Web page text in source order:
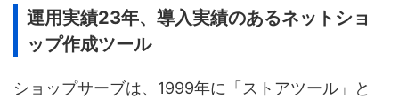
運用実績23年、導入実績のあるネットショ
ップ作成ツール
ショップサーブは、1999年に「ストアツール」と